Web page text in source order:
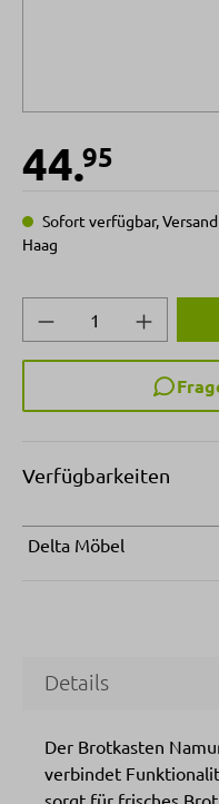
44.95
Sofort verfügbar,
Haag
Produkt Anzahl:
Verfügbarkeiten
Delta Möbel
Details
Der Brotkasten
verbindet
sorgt für frisches